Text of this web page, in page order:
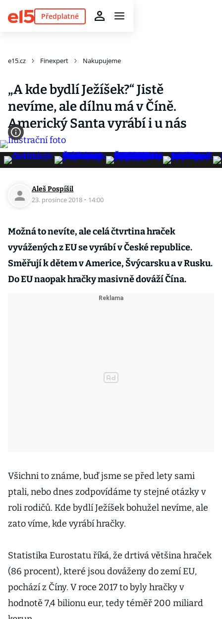
Předplatné
e15.cz Finexpert Nakupujeme
„A kde bydlí Ježíšek?“ Jistě
nevíme, ale dílnu má v Číně.
Americký Santa vyrábí i u nás
Aleš Pospíšil
23. prosince 2018 · 14:00
Možná to nevíte, ale celá čtvrtina hraček
vyvážených z EU se vyrábí v České republice.
Směřují k dětem v Americe, Švýcarsku a v Rusku.
Do EU naopak hračky masivně dováží Čína.
Všichni to známe, buď jsme se před lety sami
ptali, nebo dnes zodpovídáme ty stejné otázky v
roli rodičů. Kde bydlí Ježíšek bohužel nevíme, ale
zato víme, kde vyrábí hračky.
Statistika Eurostatu říká, že drtivá většina hraček
(86 procent), které jsou dováženy do zemí EU,
pochází z Číny. V roce 2017 to byly hračky v
hodnotě 7,4 bilionu eur, tedy téměř 200 miliard